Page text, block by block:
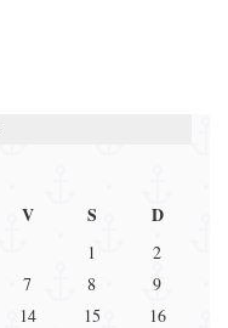
V S D
1
2
7 8
9
14 15
16